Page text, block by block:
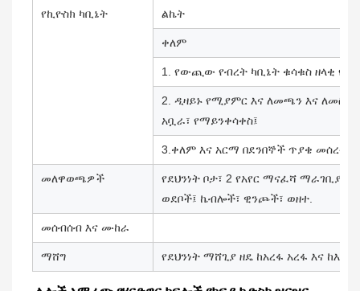
የኪዮስክ ካቢኔት ልኬት
ቀለም
1. የውጪው የብረት ካቢኔት ቁሳቁስ ዘላቂ
2. ዲዛይኑ የሚያምር እና ለመጫን እና ለመስራት
አቧራ፣ የማይንቀሳቀስ፤
3.ቀለም እና አርማ በደንበኞች ጥያቄ መሰረት
መለዋወጫዎች
የደህንነት ቦታ፣ 2 የአየር ማናፈሻ
ወደቦች፤ ኬብሎች፣ ዊንጮች፣ ወዘተ.
መሰብሰብ እና ሙከራ
ማሸግ የደህንነት ማሸጊያ ዘዴ ከአረፋ አረፋ እና